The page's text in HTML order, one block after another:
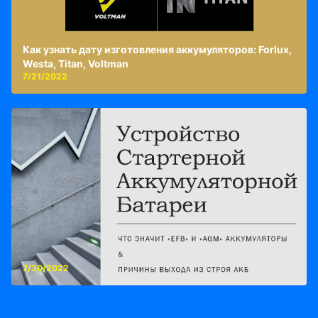
Как узнать дату изготовления аккумуляторов: Forlux,
Westa, Titan, Voltman
7/21/2022
7/30/2022